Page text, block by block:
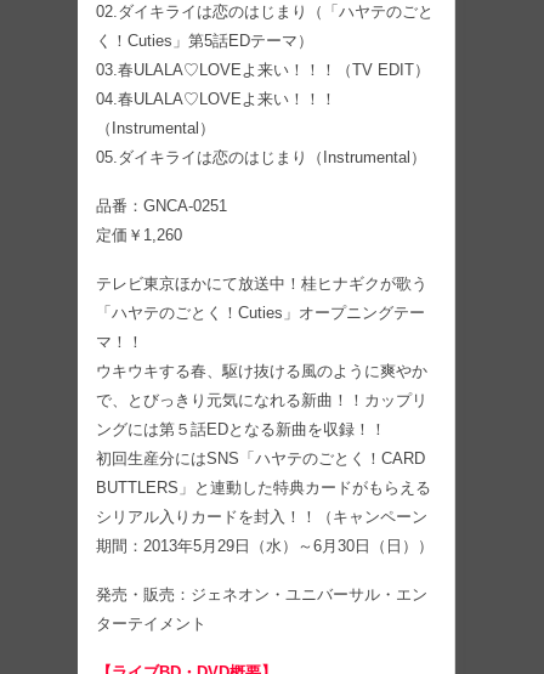
02.ダイキライは恋のはじまり（「ハヤテのごと
く！Cuties」第5話EDテーマ）
03.春ULALA♡LOVEよ来い！！！（TV EDIT）
04.春ULALA♡LOVEよ来い！！！
（Instrumental）
05.ダイキライは恋のはじまり（Instrumental）
品番：GNCA-0251
定価￥1,260
テレビ東京ほかにて放送中！桂ヒナギクが歌う
「ハヤテのごとく！Cuties」オープニングテー
マ！！
ウキウキする春、駆け抜ける風のように爽やか
で、とびっきり元気になれる新曲！！カップリ
ングには第５話EDとなる新曲を収録！！
初回生産分にはSNS「ハヤテのごとく！CARD
BUTTLERS」と連動した特典カードがもらえる
シリアル入りカードを封入！！（キャンペーン
期間：2013年5月29日（水）～6月30日（日））
発売・販売：ジェネオン・ユニバーサル・エン
ターテイメント